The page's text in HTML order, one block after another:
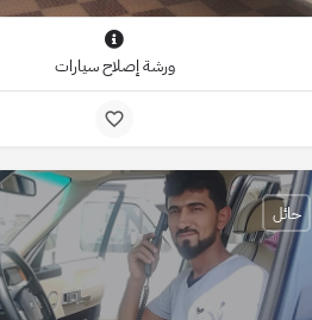
ورشة إصلاح سيارات
حائل